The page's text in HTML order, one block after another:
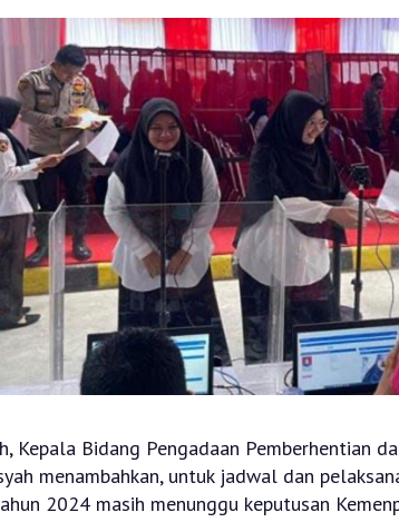
Kepala Bidang Pengadaan Pemberhentian
menambahkan, untuk jadwal dan
2024 masih menunggu keputusan